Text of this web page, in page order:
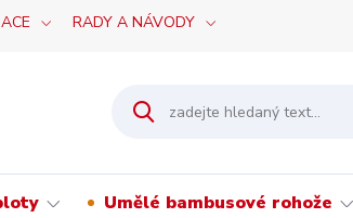
RADY A NÁVODY
Umělé bambusové rohože